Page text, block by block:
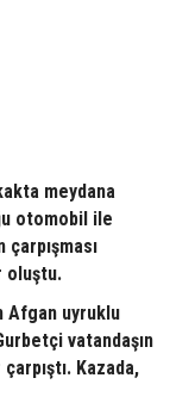
meydana
otomobil ile
oluştu.
Afgan uyruklu
vatandaşın
Kazada,